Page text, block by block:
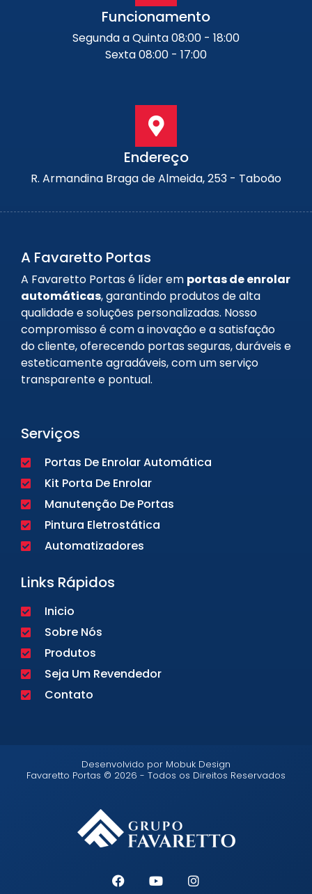
Funcionamento
Segunda a Quinta 08:00 - 18:00
Sexta 08:00 - 17:00
Endereço
R. Armandina Braga de Almeida, 253 - Taboão
A Favaretto Portas
A Favaretto Portas é líder em portas de enrolar
automáticas, garantindo produtos de alta
qualidade e soluções personalizadas. Nosso
compromisso é com a inovação e a satisfação
do cliente, oferecendo portas seguras, duráveis e
esteticamente agradáveis, com um serviço
transparente e pontual.
Serviços
Portas De Enrolar Automática
Kit Porta De Enrolar
Manutenção De Portas
Pintura Eletrostática
Automatizadores
Links Rápidos
Inicio
Sobre Nós
Produtos
Seja Um Revendedor
Contato
Desenvolvido por Mobuk Design
Favaretto Portas © 2026 - Todos os Direitos Reservados